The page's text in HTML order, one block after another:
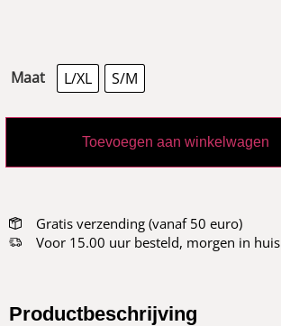
Maat L/XL S/M
Toevoegen aan winkelwagen
Gratis verzending (vanaf 50 euro)
Voor 15.00 uur besteld, morgen in huis
Productbeschrijving